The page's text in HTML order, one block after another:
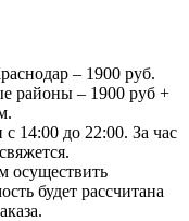
– 1900 руб.
районы – 1900 руб +
14:00 до 22:00. За час
осуществить
будет рассчитана